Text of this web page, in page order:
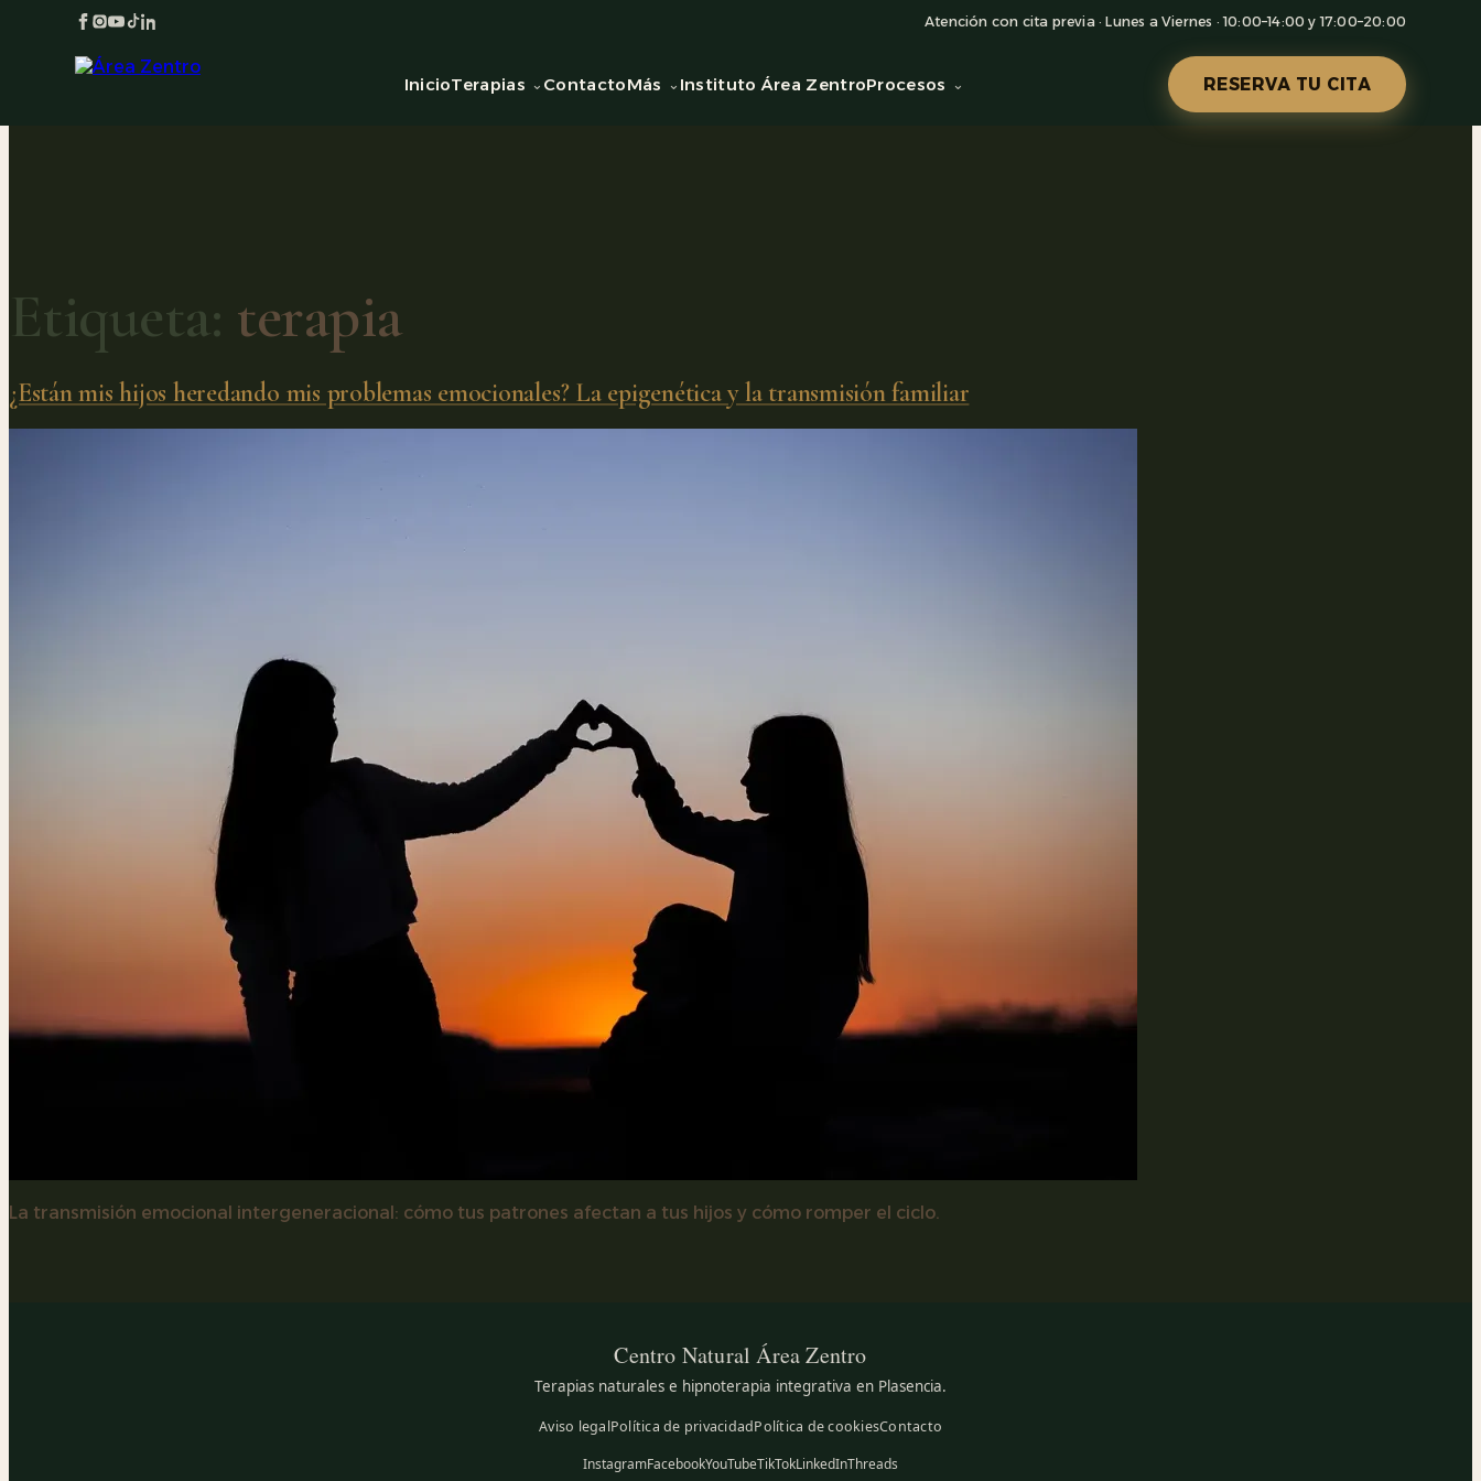
Atención con cita previa · Lunes a Viernes · 10:00–14:00 y 17:00–20:00
InicioTerapias ContactoMás Instituto Área ZentroProcesos RESERVA TU CITA
Etiqueta: terapia
¿Están mis hijos heredando mis problemas emocionales? La epigenética y la transmisión familiar
La transmisión emocional intergeneracional: cómo tus patrones afectan a tus hijos y cómo romper el ciclo.
Centro NaturalÁrea Zentro
Terapias naturales e hipnoterapia integrativa en Plasencia.
Aviso legalPolítica de privacidadPolítica de cookiesContacto
InstagramFacebookYouTubeTikTokLinkedInThreads